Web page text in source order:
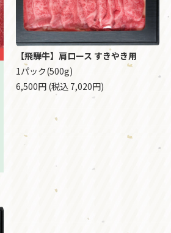
【飛騨牛】肩ロース すきやき用
1パック(500g)
6,500円 (税込 7,020円)